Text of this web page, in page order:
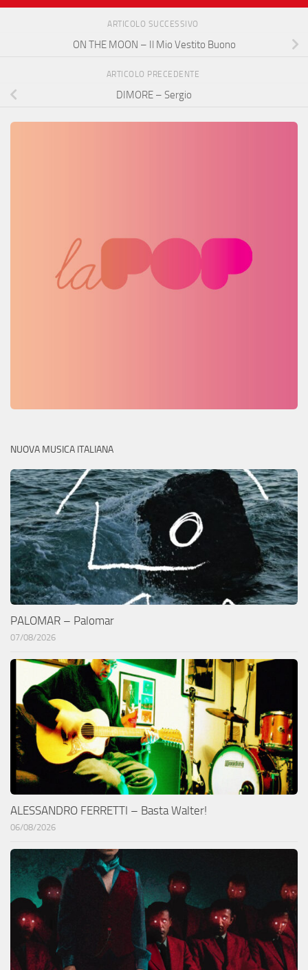
ARTICOLO SUCCESSIVO
ON THE MOON – Il Mio Vestito Buono
ARTICOLO PRECEDENTE
DIMORE – Sergio
NUOVA MUSICA ITALIANA
PALOMAR – Palomar
07/08/2026
ALESSANDRO FERRETTI – Basta Walter!
06/08/2026